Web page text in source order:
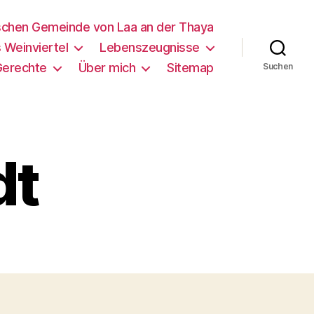
Gemeinde von Laa an der Thaya
Weinviertel
Lebenszeugnisse
Über mich Sitemap Suchen